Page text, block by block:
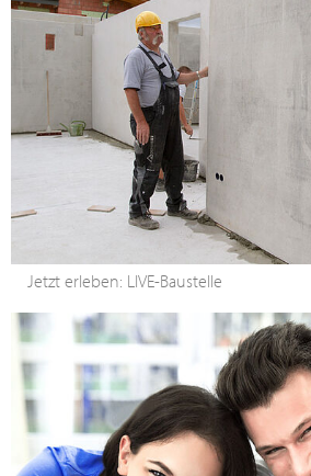
Jetzt erleben: LIVE-Baustelle